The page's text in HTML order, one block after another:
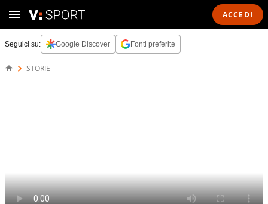
ACCEDI
Seguici su: Google Discover Fonti preferite
STORIE